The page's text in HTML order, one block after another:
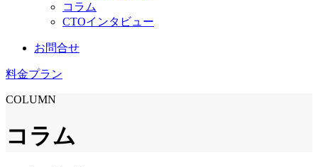
コラム
CTOインタビュー
お問合せ
料金プラン
COLUMN
コラム